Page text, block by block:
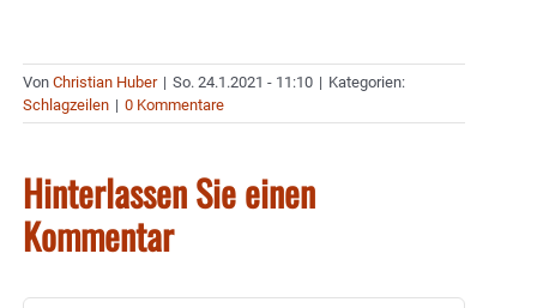
Von Christian Huber | So. 24.1.2021 - 11:10 | Kategorien:
Schlagzeilen | 0 Kommentare
Hinterlassen Sie einen
Kommentar